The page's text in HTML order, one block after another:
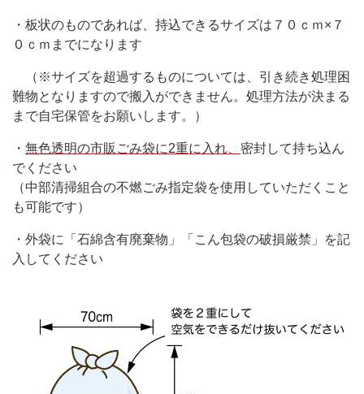
・板状のものであれば、持込できるサイズは７０ｃｍ×７
０ｃｍまでになります
（※サイズを超過するものについては、引き続き処理困
難物となりますので搬入ができません。処理方法が決まる
まで自宅保管をお願いします。）
・ 無色透明の市販ごみ袋に2重に入れ、 密封して持ち込ん
でください
（中部清掃組合の不燃ごみ指定袋を使用していただくこと
も可能です）
・外袋に「石綿含有廃棄物」「こん包袋の破損厳禁」を記
入してください